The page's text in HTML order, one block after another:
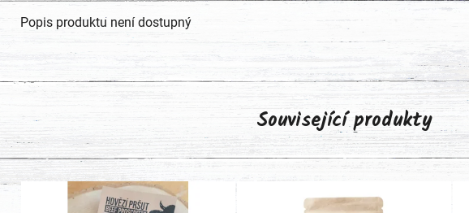
Popis produktu není dostupný
Související produkty